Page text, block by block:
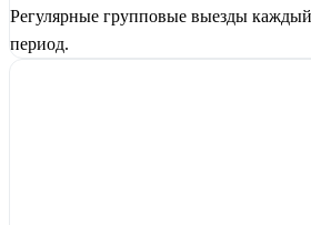
Регулярные групповые выезды
период.